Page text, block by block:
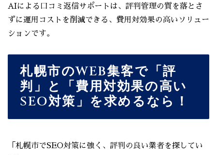
AIによる口コミ返信サポートは、評判管理の質を落とさ
ずに運用コストを削減できる、費用対効果の高いソリュー
ションです。
札幌市のWEB集客で「評
判」と「費用対効果の高い
SEO対策」を求めるなら！
「札幌市でSEO対策に強く、評判の良い業者を探してい